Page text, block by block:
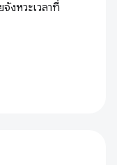
งหวะเวลาที่